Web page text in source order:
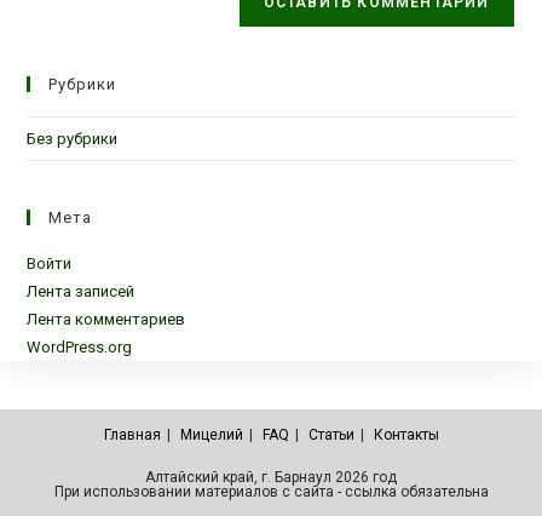
Рубрики
Без рубрики
Мета
Войти
Лента записей
Лента комментариев
WordPress.org
Главная Мицелий FAQ Статьи Контакты
Алтайский край, г. Барнаул 2026 год
При использовании материалов с сайта - ссылка обязательна